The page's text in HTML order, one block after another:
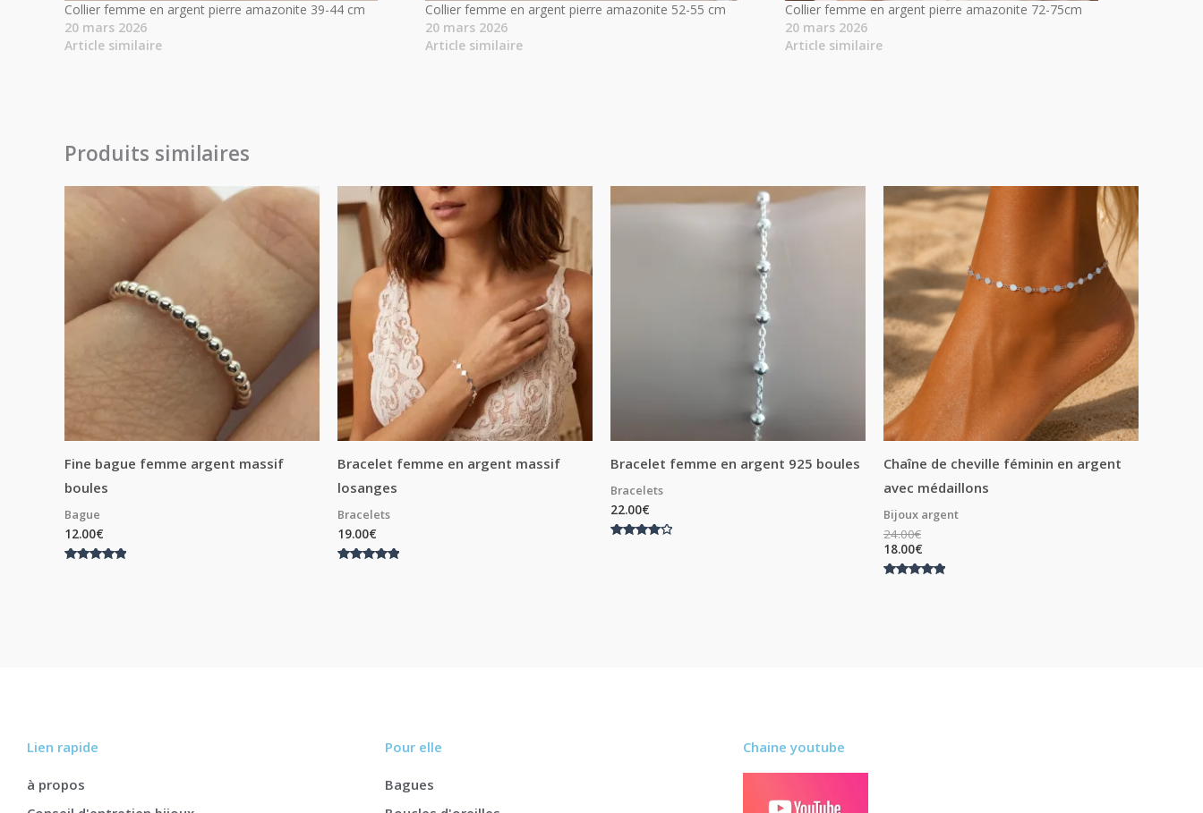
Collier femme en argent pierre amazonite 39-44 cm
20 mars 2026
Article similaire
Collier femme en argent pierre amazonite 52-55 cm
20 mars 2026
Article similaire
Collier femme en argent pierre amazonite 72-75cm
20 mars 2026
Article similaire
Produits similaires
Fine bague femme argent massif
boules
Bague
12.00€
Bracelet femme en argent massif
losanges
Bracelets
19.00€
Bracelet femme en argent 925 boules
Bracelets
22.00€
Chaîne de cheville féminin en argent
avec médaillons
Bijoux argent
24.00€
18.00€
Lien rapide
à propos
Pour elle
Bagues
Chaine youtube